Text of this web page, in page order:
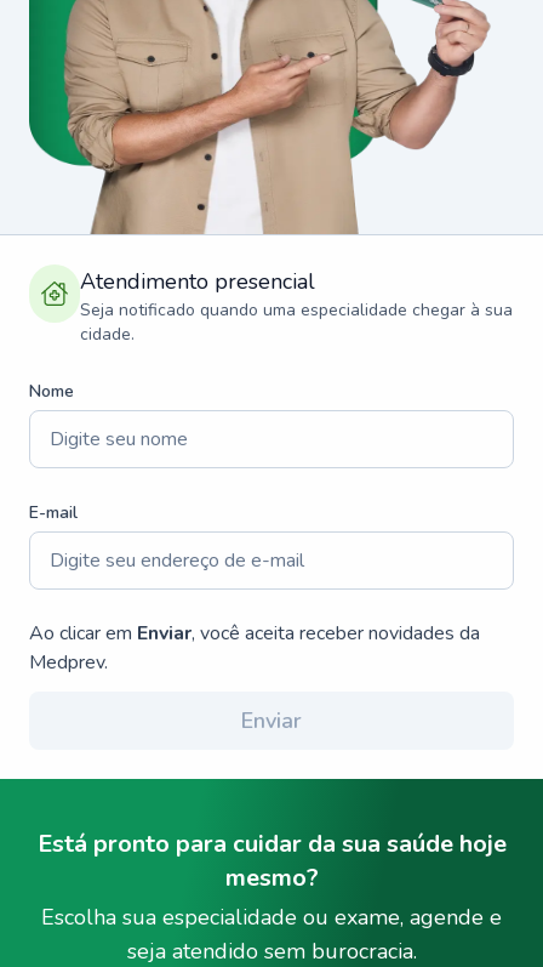
Atendimento presencial
Seja notificado quando uma especialidade chegar à sua
cidade.
Nome
E-mail
Ao clicar em Enviar, você aceita receber novidades da
Medprev.
Enviar
Está pronto para cuidar da sua saúde hoje
mesmo?
Escolha sua especialidade ou exame, agende e
seja atendido sem burocracia.